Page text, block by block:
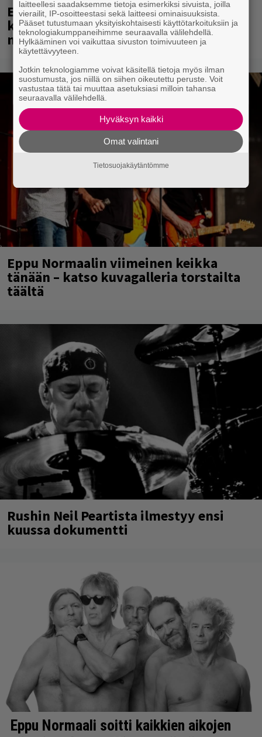
Eppu Normaali soitti viimeisen
konserttinsa koskaan – Yle Areenassa
nyt dokumentti bändistä
Eppu Normaalin viimeinen keikka
tänään – katso kuvagalleria torstailta
täältä
Rushin Neil Peartista ilmestyy ensi
kuussa dokumentti
laitteellesi saadaksemme tietoja esimerkiksi sivuista, joilla
vierailit, IP-osoitteestasi sekä laitteesi ominaisuuksista.
Pääset tutustumaan yksityiskohtaisesti käyttötarkoituksiin ja
teknologiakumppaneihimme seuraavalla välilehdellä.
Hylkääminen voi vaikuttaa sivuston toimivuuteen ja
käytettävyyteen.
Jotkin teknologiamme voivat käsitellä tietoja myös ilman
suostumusta, jos niillä on siihen oikeutettu peruste. Voit
vastustaa tätä tai muuttaa asetuksiasi milloin tahansa
seuraavalla välilehdellä.
Hyväksyn kaikki
Omat valintani
Tietosuojakäytäntömme